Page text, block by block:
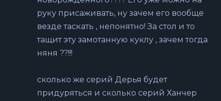
руку присаживать, ну зачем его вообще
везде таскать , непонятно! За стол и то
тащит эту замотанную куклу , зачем тогда
няня ??!!!
сколько же серий Дерья будет
придуряться и сколько серий Ханчер